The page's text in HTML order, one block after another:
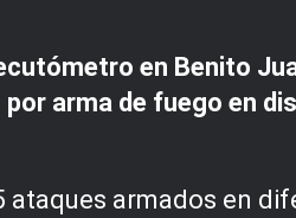
en Benito
arma de fuego en
armados en